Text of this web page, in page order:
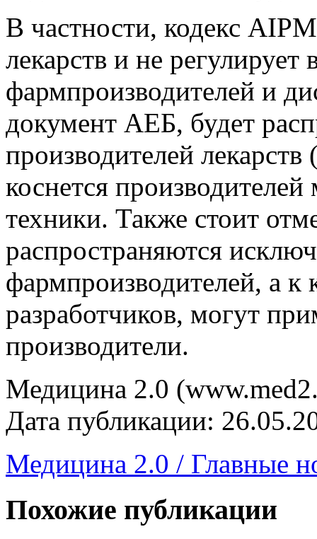
В частности, кодекс
лекарств и не
фармпроизводителей и
документ АЕБ, будет
производителей
коснется
техники. Также стоит
распространяются
фармпроизводителей, а
разработчиков, могут
производители.
Медицина 2.0
Дата публикации:
Медицина 2.0 / Главные
Похожие публикации